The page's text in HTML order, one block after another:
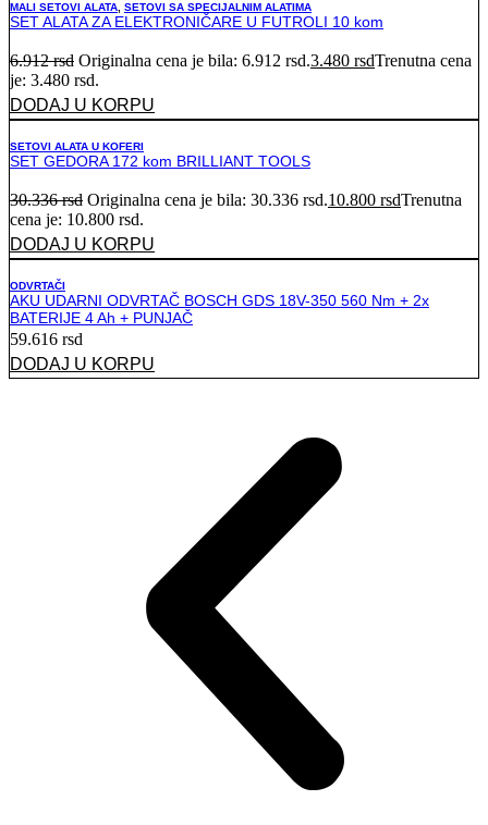
MALI SETOVI ALATA SETOVI SA SPECIJALNIM ALATIMA
SET ALATA ZA ELEKTRONIČARE U FUTROLI 10 kom
6.912rsd Originalna cena je bila: 6.912 rsd.3.480 rsdTrenutna cena
je: 3.480 rsd.
DODAJ U KORPU
SETOVI ALATA U KOFERI
SET GEDORA 172 kom BRILLIANT TOOLS
30.336rsd Originalna cena je bila: 30.336 rsd.10.800 rsdTrenutna
cena je: 10.800 rsd.
DODAJ U KORPU
ODVRTAČI
AKU UDARNI ODVRTAČ BOSCH GDS 18V-350 560 Nm + 2x
BATERIJE 4 Ah + PUNJAČ
59.616 rsd
DODAJ U KORPU